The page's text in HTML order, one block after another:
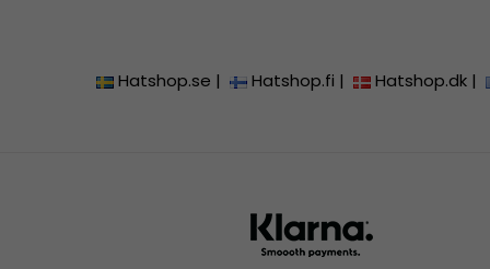
Hatshop.se | Hatshop.fi | Hatshop.dk |